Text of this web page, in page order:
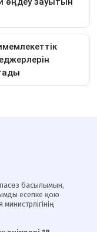
басылымын,
есепке қою